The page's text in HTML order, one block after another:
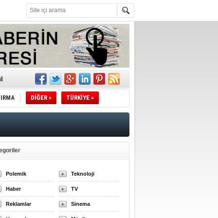
DİĞER » TÜRKİYE »
Polemik Teknoloji
Haber TV
Reklamlar Sinema